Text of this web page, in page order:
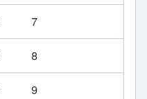
7
8
9